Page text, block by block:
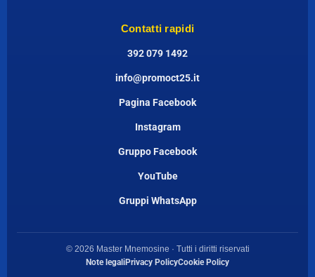
Contatti rapidi
392 079 1492
info@promoct25.it
Pagina Facebook
Instagram
Gruppo Facebook
YouTube
Gruppi WhatsApp
© 2026 Master Mnemosine · Tutti i diritti riservati
Note legaliPrivacy PolicyCookie Policy